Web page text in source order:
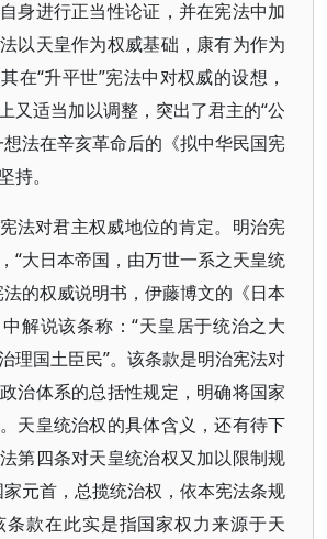
身进行正当性论证，并在宪法中加
以天皇作为权威基础，康有为作为
在“升平世”宪法中对权威的设想，
又适当加以调整，突出了君主的“公
法在辛亥革命后的《拟中华民国宪
持。
宪法对君主权威地位的肯定。明治宪
“大日本帝国，由万世一系之天皇统
的权威说明书，伊藤博文的《日本
解说该条称：“天皇居于统治之大
理国土臣民”。该条款是明治宪法对
治体系的总括性规定，明确将国家
天皇统治权的具体含义，还有待下
第四条对天皇统治权又加以限制规
元首，总揽统治权，依本宪法条规
条款在此实是指国家权力来源于天